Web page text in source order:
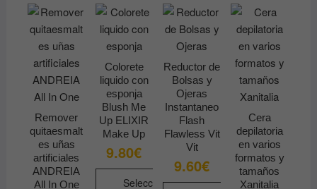
Las
opciones
se
elegir
en
la
página
producto
Remover
quitaesmalt
es uñas
artificiales
ANDREIA
All In One
Colorete
liquido con
esponja
Blush Me
Up ELIXIR
Make Up
9.80€
Seleccionar
Reductor de
Bolsas y
Ojeras
Instantaneo
Flash
Flawless Vit
Vit
9.60€
Cera
depilatoria
en varios
formatos y
tamaños
Xanitalia